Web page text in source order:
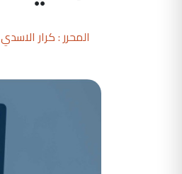
المحرر : كرار الاسدي